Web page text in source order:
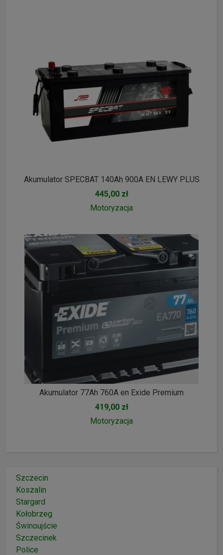
Akumulator SPECBAT 140Ah 900A EN LEWY PLUS
445,00 zł
Motoryzacja
Akumulator 77Ah 760A en Exide Premium
419,00 zł
Motoryzacja
Szczecin
Koszalin
Stargard
Kołobrzeg
Świnoujście
Szczecinek
Police